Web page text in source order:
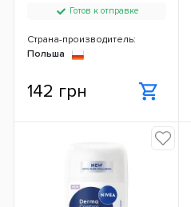
Готов к отправке
Страна-производитель:
Польша
142 грн